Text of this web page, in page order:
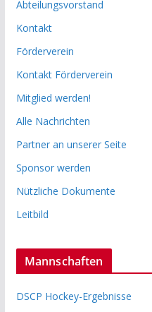
Abteilungsvorstand
Kontakt
Förderverein
Kontakt Förderverein
Mitglied werden!
Alle Nachrichten
Partner an unserer Seite
Sponsor werden
Nützliche Dokumente
Leitbild
Mannschaften
DSCP Hockey-Ergebnisse